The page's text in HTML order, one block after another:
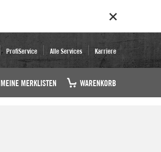
ProfiService Alle Services Karriere
MEINE MERKLISTEN WARENKORB